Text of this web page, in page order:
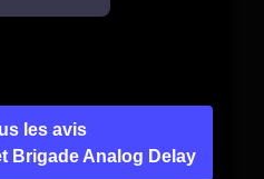
les avis
Brigade Analog Delay